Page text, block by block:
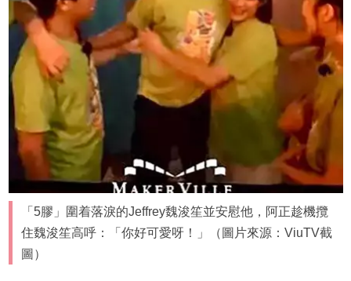
「5膠」圍着落淚的Jeffrey魏浚笙並安慰他，阿正趁機攬
住魏浚笙高呼：「你好可愛呀！」（圖片來源：ViuTV截
圖）